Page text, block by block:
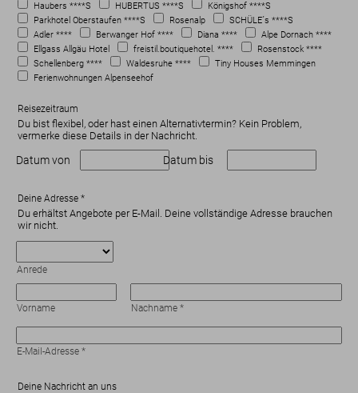
Haubers ****S
HUBERTUS ****S
Königshof ****S
Parkhotel Oberstaufen ****S
Rosenalp
SCHÜLE´s ****S
Adler ****
Berwanger Hof **** Diana ****
Alpe Dornach ****
Ellgass Allgäu Hotel
freistil.boutiquehotel. ****
Rosenstock ****
Schellenberg ****
Waldesruhe ****
Tiny Houses Memmingen
Ferienwohnungen Alpenseehof
Reisezeitraum
Du bist flexibel, oder hast einen Alternativtermin? Kein Problem,
vermerke diese Details in der Nachricht.
Datum von Datum bis
Deine Adresse *
Du erhältst Angebote per E-Mail. Deine vollständige Adresse brauchen
wir nicht.
Anrede
Vorname Nachname *
E-Mail-Adresse *
Deine Nachricht an uns